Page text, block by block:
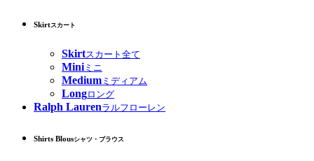
Skirtスカート
Skirtスカート全て
Miniミニ
Medium ミディアム
Longロング
Ralph Laurenラルフローレン
Shirts Blousシャツ・ブラウス